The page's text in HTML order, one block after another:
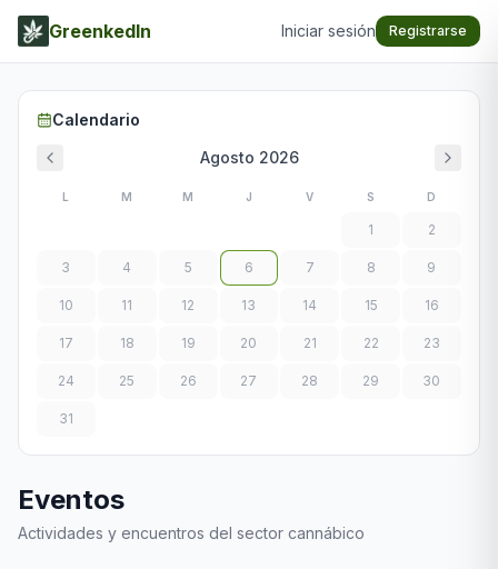
GreenkedIn Iniciar sesión Registrarse
Eventos
Actividades y encuentros del sector cannábico
Calendario
Agosto 2026
L M M J V S D
1 2
3 4 5 6 7 8 9
10 11 12 13 14 15 16
17 18 19 20 21 22 23
24 25 26 27 28 29 30
31